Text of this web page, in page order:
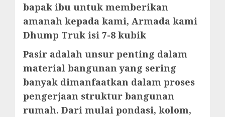
bapak ibu untuk memberikan
amanah kepada kami, Armada kami
Dhump Truk isi 7-8 kubik
Pasir adalah unsur penting dalam
material bangunan yang sering
banyak dimanfaatkan dalam proses
pengerjaan struktur bangunan
rumah. Dari mulai pondasi, kolom,